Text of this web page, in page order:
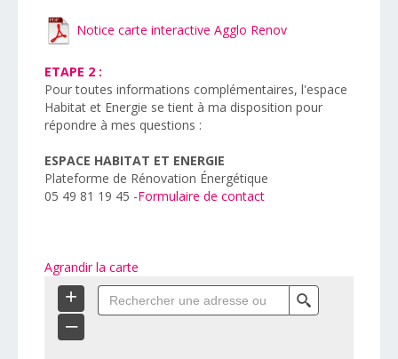
Notice carte interactive Agglo Renov
ETAPE 2 :
Pour toutes informations complémentaires, l'espace
Habitat et Energie se tient à ma disposition pour
répondre à mes questions :
ESPACE HABITAT ET ENERGIE
Plateforme de Rénovation Énergétique
05 49 81 19 45 -Formulaire de contact
Agrandir la carte